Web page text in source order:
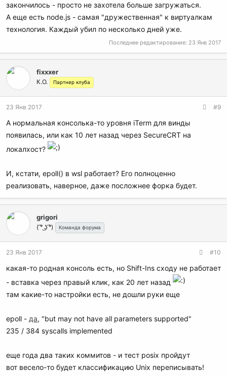
закончилось - просто не захотела больше загружаться.
А еще есть node.js - самая "дружественная" к виртуалкам
технология. Каждый убил по несколько дней уже.
Последнее редактирование: 23 Янв 2017
fixxxer
К.О. Партнер клуба
23 Янв 2017 #9
А нормальная консолька-то уровня iTerm для винды
появилась, или как 10 лет назад через SecureCRT на
локалхост?
И, кстати, epoll() в wsl работает? Его полноценно
реализовать, наверное, даже посложнее форка будет.
grigori
( ͡° ͜ʖ ͡°) Команда форума
23 Янв 2017 #10
какая-то родная консоль есть, но Shift-Ins сходу не работает
- вставка через правый клик, как 20 лет назад
там какие-то настройки есть, не дошли руки еще
epoll - да, "but may not have all parameters supported"
235 / 384 syscalls implemented
еще года два таких коммитов - и тест posix пройдут
вот весело-то будет классификацию Unix переписывать!